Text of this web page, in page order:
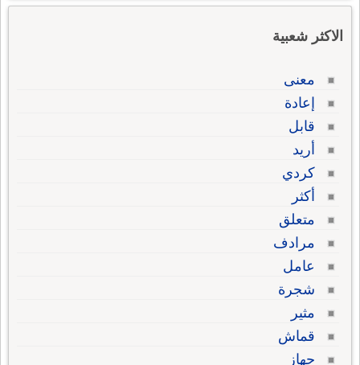
الاكثر شعبية
معنى
إعادة
قابل
أريد
كردي
أكثر
متعلق
مرادف
عامل
شجرة
مثير
قماش
جهاز